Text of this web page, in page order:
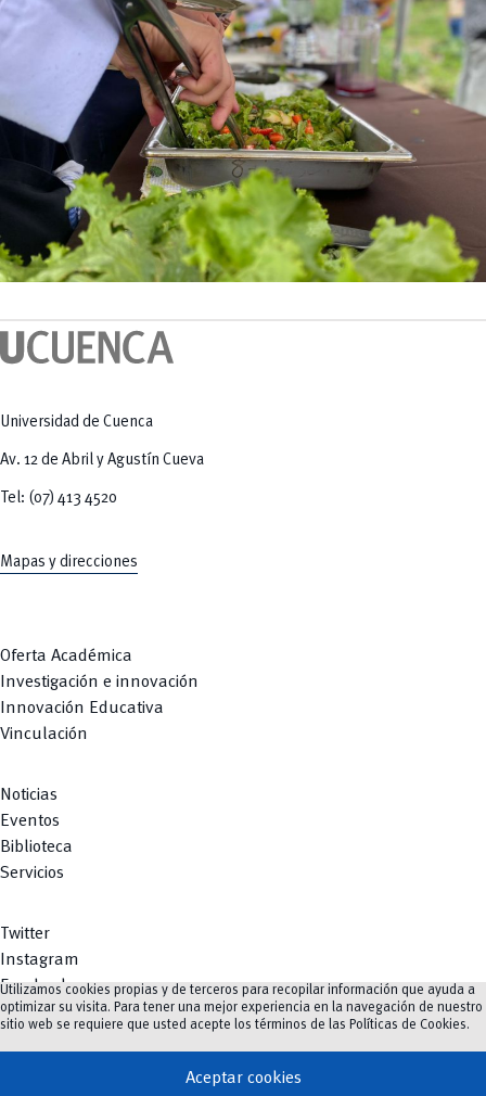
Universidad de Cuenca
Av. 12 de Abril y Agustín Cueva
Tel: (07) 413 4520
Mapas y direcciones
Oferta Académica
Investigación e innovación
Innovación Educativa
Vinculación
Noticias
Eventos
Biblioteca
Servicios
Twitter
Instagram
Facebook
Youtube
Utilizamos cookies propias y de terceros para recopilar información que ayuda a
optimizar su visita. Para tener una mejor experiencia en la navegación de nuestro
sitio web se requiere que usted acepte los términos de las Políticas de Cookies.
Aceptar cookies